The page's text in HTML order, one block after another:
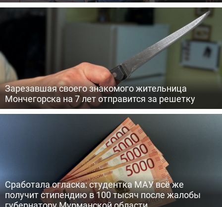
Зарезавшая своего знакомого жительница
Мончегорска на 7 лет отправится за решетку
Сработала огласка: студентка МАУ всё же
получит стипендию в 100 тысяч после жалобы